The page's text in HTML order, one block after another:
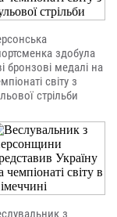
здобула
бронзові медалі на
світу з
стрільби
з